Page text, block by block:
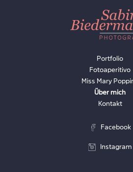
Portfolio
Fotoaperitivo
Miss Mary
Über mich
Kontakt
Facebook
Instagram